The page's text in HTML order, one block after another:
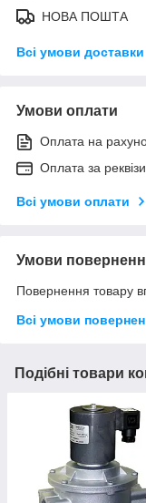
НОВА ПОШТА
Всі умови доставки
Умови оплати
Оплата на
Оплата за
Всі умови оплати
Умови
Повернення товару
Всі умови
Подібні товари